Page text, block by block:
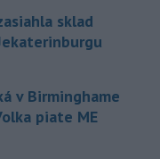
sklad
v Birminghame
piate ME